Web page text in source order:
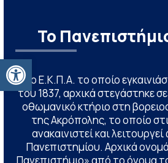
Ανοίξτε τη γραμμή εργαλείων
Το
Το Ε.Κ.Π.Α. το οποίο
του 1837, αρχικά στεγάστηκε
οθωμανικό κτήριο στη
της Ακρόπολης, το οποίο
ανακαινιστεί και
Πανεπιστημίου. Αρχικά